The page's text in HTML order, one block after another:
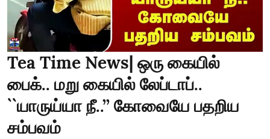
Tea Time News| ஒரு கையில்
பைக்.. மறு கையில் லேப்டாப்..
``யாருய்யா நீ..’’ கோவையே பதறிய
சம்பவம்